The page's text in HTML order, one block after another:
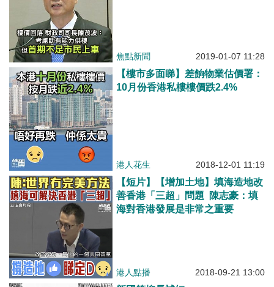
焦點新聞 2019-01-07 11:28
【樓市多面睇】差餉物業估價署：
10月份香港私樓樓價跌2.4%
港人花生 2018-12-01 11:19
【短片】【增加土地】填海造地改
善香港「三超」問題 陳志豪：填
海對香港發展是非常之重要
港人點播 2018-09-21 13:00